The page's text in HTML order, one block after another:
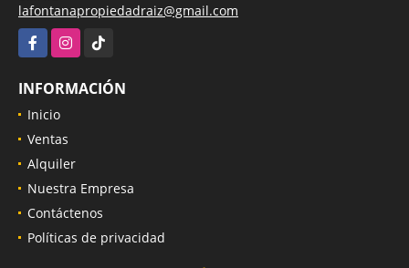
lafontanapropiedadraiz@gmail.com
FacebookInstagramTikTok
INFORMACIÓN
Inicio
Ventas
Alquiler
Nuestra Empresa
Contáctenos
Políticas de privacidad